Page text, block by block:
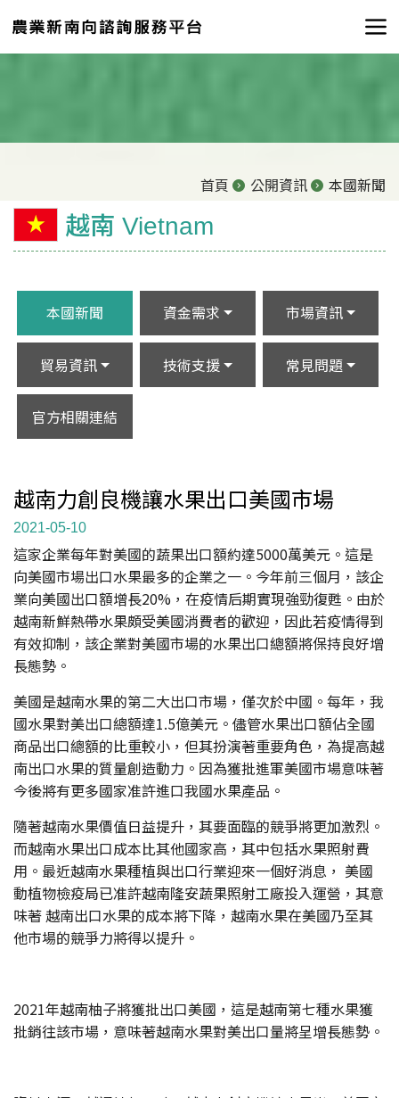
首頁 公開資訊 本國新聞
越南 Vietnam
本國新聞 資金需求 市場資訊
貿易資訊 技術支援 常見問題
官方相關連結
越南力創良機讓水果出口美國市場
2021-05-10
這家企業每年對美國的蔬果出口額約達5000萬美元。這是
向美國市場出口水果最多的企業之一。今年前三個月，該企
業向美國出口額增長20%，在疫情后期實現強勁復甦。由於
越南新鮮熱帶水果頗受美國消費者的歡迎，因此若疫情得到
有效抑制，該企業對美國市場的水果出口總額將保持良好增
長態勢。
美國是越南水果的第二大出口市場，僅次於中國。每年，我
國水果對美出口總額達1.5億美元。儘管水果出口額佔全國
商品出口總額的比重較小，但其扮演著重要角色，為提高越
南出口水果的質量創造動力。因為獲批進軍美國市場意味著
今後將有更多國家准許進口我國水果產品。
隨著越南水果價值日益提升，其要面臨的競爭將更加激烈。
而越南水果出口成本比其他國家高，其中包括水果照射費
用。最近越南水果種植與出口行業迎來一個好消息， 美國
動植物檢疫局已准許越南隆安蔬果照射工廠投入運營，其意
味著 越南出口水果的成本將下降，越南水果在美國乃至其
他市場的競爭力將得以提升。
2021年越南柚子將獲批出口美國，這是越南第七種水果獲
批銷往該市場，意味著越南水果對美出口量將呈增長態勢。